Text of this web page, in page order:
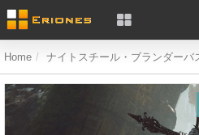
Home ナイトスチール・ブランダーバ